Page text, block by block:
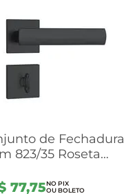
de Fechadura
823/35 Roseta
77,75